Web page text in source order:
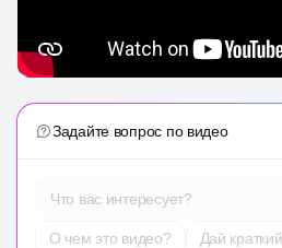
Задайте вопрос по видео
Что вас интересует?
О чем это видео?
Дай